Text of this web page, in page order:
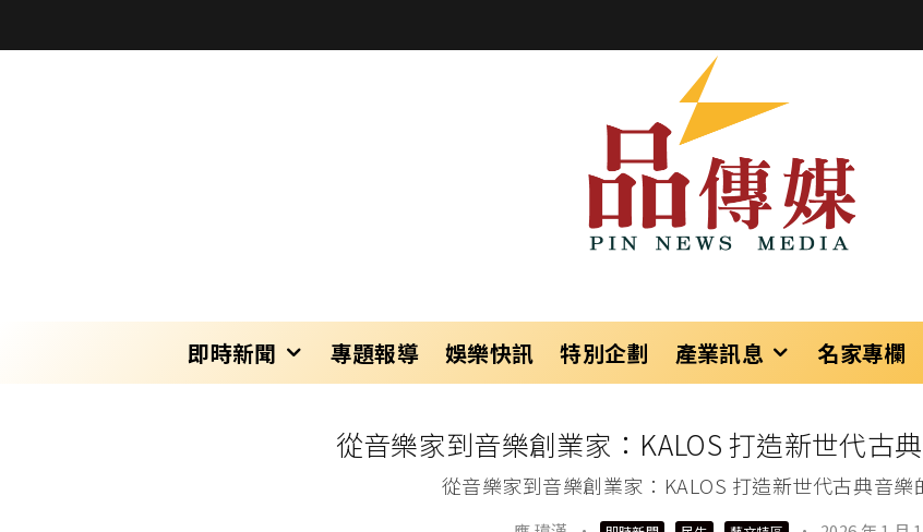
即時新聞 專題報導 娛樂快訊 特別企劃 產業訊息 名家專欄
從音樂家到音樂創業家：KALOS 打造新世代古
從音樂家到音樂創業家：KALOS 打造新世代古典音樂